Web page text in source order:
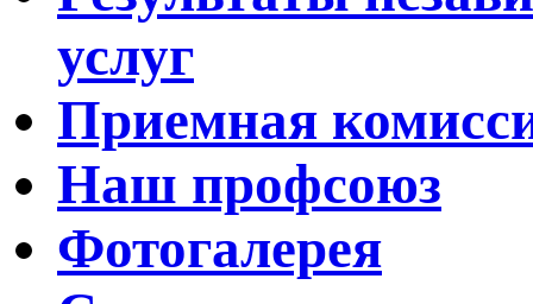
услуг
Приемная
Наш профсоюз
Фотогалерея